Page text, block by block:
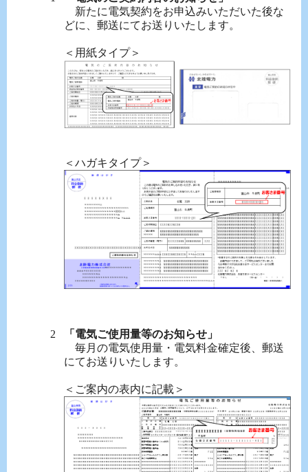
新たに電気契約をお申込みいただいた後な
どに、郵送にてお送りいたします。
＜用紙タイプ＞
＜ハガキタイプ＞
「電気ご使用量等のお知らせ」
毎月の電気使用量・電気料金確定後、郵送
にてお送りいたします。
＜ご案内の表内に記載＞